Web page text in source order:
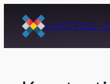
Inhalt
springen
KUNSTPIXEL –